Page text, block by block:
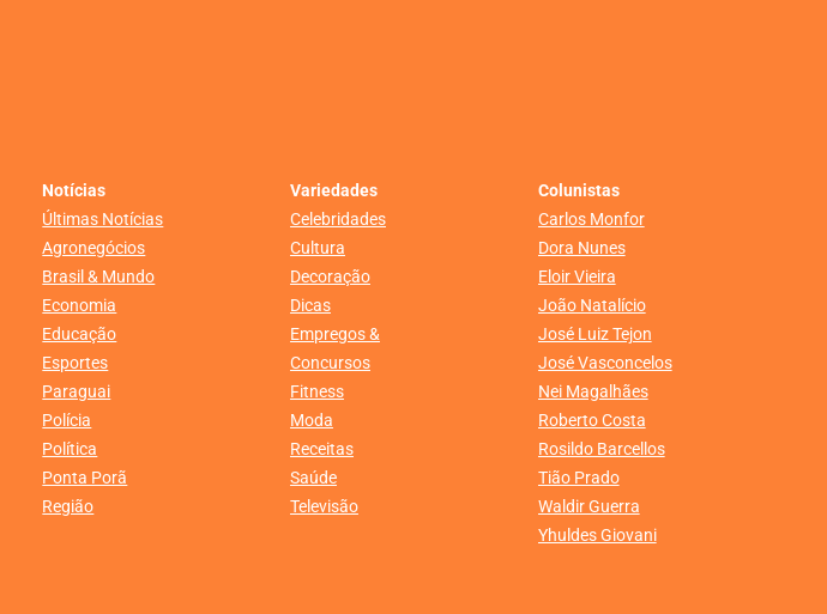
Notícias
Últimas Notícias
Agronegócios
Brasil & Mundo
Economia
Educação
Esportes
Paraguai
Polícia
Política
Ponta Porã
Região
Variedades
Celebridades
Cultura
Decoração
Dicas
Empregos &
Concursos
Fitness
Moda
Receitas
Saúde
Televisão
Colunistas
Carlos Monfor
Dora Nunes
Eloir Vieira
João Natalício
José Luiz Tejon
José Vasconcelos
Nei Magalhães
Roberto Costa
Rosildo Barcellos
Tião Prado
Waldir Guerra
Yhuldes Giovani